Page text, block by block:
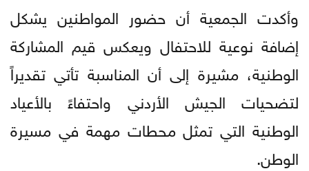
وأكدت الجمعية أن حضور المواطنين يشكل
إضافة نوعية للاحتفال ويعكس قيم المشاركة
الوطنية، مشيرة إلى أن المناسبة تأتي تقديراً
لتضحيات الجيش الأردني واحتفاءً بالأعياد
الوطنية التي تمثل محطات مهمة في مسيرة
الوطن.